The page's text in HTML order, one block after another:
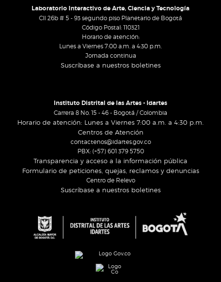
Laboratorio Interactivo de Arte, Ciencia y Tecnología
Cll 26b # 5 - 93 segundo piso Planetario de Bogotá
Código Postal: 110321
Horario de atención:
Lunes a Viernes 7:00 a.m. a 4:30 p.m.
Jornada continua
Suscríbase a nuestros boletines
Instituto Distrital de las Artes - Idartes
Carrera 8 No. 15 - 46 - Bogotá / Colombia
Horario de atención: Lunes a Viernes 7:00 a.m. a 4:30 p.m.
Centros de Atención
contactenos@idartes.gov.co
PBX: (+57) 601 379 5750
Transparencia y acceso a la información pública
Formulario de peticiones, quejas, reclamos y denuncias
Centro de Relevo
Suscríbase a nuestros boletines